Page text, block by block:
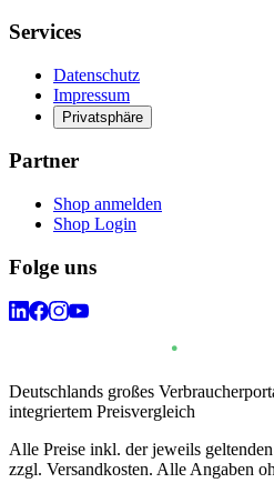
Services
Datenschutz
Impressum
Privatsphäre
Partner
Shop anmelden
Shop Login
Folge uns
Deutschlands großes
integriertem Preisvergleich
Alle Preise inkl. der jeweils
zzgl. Versandkosten. Alle Angaben